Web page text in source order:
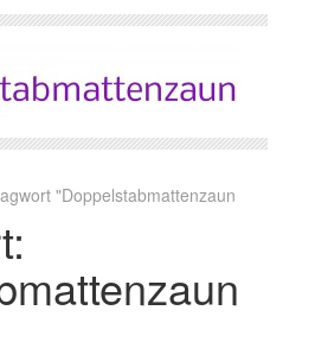
"Doppelstabmattenzaun